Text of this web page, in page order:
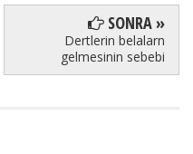
SONRA »
Dertlerin belalarn
gelmesinin sebebi